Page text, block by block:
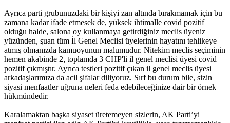
Ayrıca parti grubunuzdaki bir kişiyi zan altında bırakmamak için bu
zamana kadar ifade etmesek de, yüksek ihtimalle covid pozitif
olduğu halde, salona oy kullanmaya getirdiğiniz meclis üyeniz
yüzünden, şuan tüm İl Genel Meclisi üyelerinin hayatını tehlikeye
atmış olmanızda kamuoyunun malumudur. Nitekim meclis seçiminin
hemen akabinde 2, toplamda 3 CHP'li il genel meclisi üyesi covid
pozitif çıkmıştır. Ayrıca testleri pozitif çıkan il genel meclis üyesi
arkadaşlarımıza da acil şifalar diliyoruz. Sırf bu durum bile, sizin
siyasi menfaatler uğruna neleri feda edebileceğinize dair bir örnek
hükmündedir.
Karalamaktan başka siyaset üretemeyen sizlerin, AK Parti’yi